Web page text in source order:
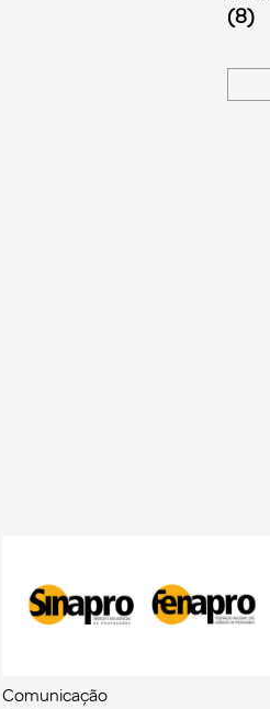
(8)
Comunicação